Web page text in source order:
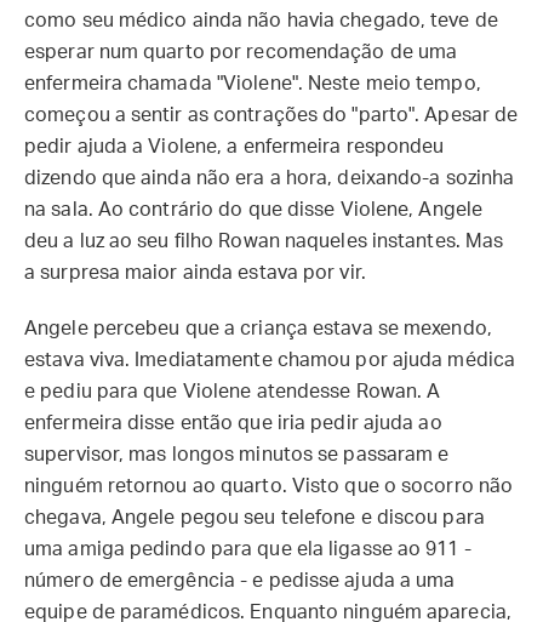
como seu médico ainda não havia chegado, teve de
esperar num quarto por recomendação de uma
enfermeira chamada "Violene". Neste meio tempo,
começou a sentir as contrações do "parto". Apesar de
pedir ajuda a Violene, a enfermeira respondeu
dizendo que ainda não era a hora, deixando-a sozinha
na sala. Ao contrário do que disse Violene, Angele
deu a luz ao seu filho Rowan naqueles instantes. Mas
a surpresa maior ainda estava por vir.
Angele percebeu que a criança estava se mexendo,
estava viva. Imediatamente chamou por ajuda médica
e pediu para que Violene atendesse Rowan. A
enfermeira disse então que iria pedir ajuda ao
supervisor, mas longos minutos se passaram e
ninguém retornou ao quarto. Visto que o socorro não
chegava, Angele pegou seu telefone e discou para
uma amiga pedindo para que ela ligasse ao 911 -
número de emergência - e pedisse ajuda a uma
equipe de paramédicos. Enquanto ninguém aparecia,